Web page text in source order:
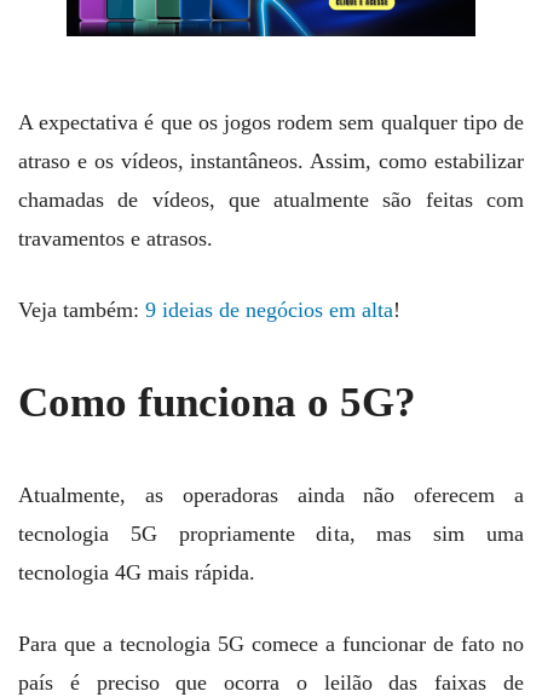
A expectativa é que os jogos rodem sem qualquer tipo de
atraso e os vídeos, instantâneos. Assim, como estabilizar
chamadas de vídeos, que atualmente são feitas com
travamentos e atrasos.
Veja também: 9 ideias de negócios em alta!
Como funciona o 5G?
Atualmente, as operadoras ainda não oferecem a
tecnologia 5G propriamente dita, mas sim uma
tecnologia 4G mais rápida.
Para que a tecnologia 5G comece a funcionar de fato no
país é preciso que ocorra o leilão das faixas de